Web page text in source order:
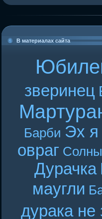
В материалах сайта
зверинец
Барби Эх я
овраг
Дурачка
маугли
дурака не